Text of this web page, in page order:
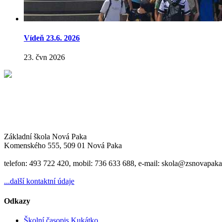
Vídeň 23.6. 2026
23. čvn 2026
Základní škola Nová Paka
Komenského 555, 509 01 Nová Paka
telefon: 493 722 420, mobil: 736 633 688, e-mail:
...další kontaktní údaje
Odkazy
Školní časopis Kukátko